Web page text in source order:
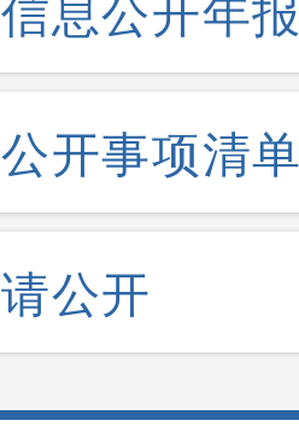
息公开年
开事项清
公开